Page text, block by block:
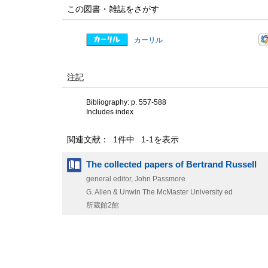
この図書・雑誌をさがす
カーリル
注記
Bibliography: p. 557-588
Includes index
関連文献： 1件中 1-1を表示
The collected papers of Bertrand Russell
general editor, John Passmore
G. Allen & Unwin The McMaster University ed
所蔵館2館